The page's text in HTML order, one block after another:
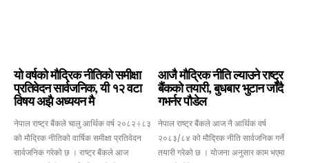
यो वर्षको मौद्रिक नीतिको समीक्षा
प्रतिवेदन सार्वजनिक, यी १२ वटा
विषय अझै अध्ययन मै
नेपाल राष्ट्र बैंकले चालु आर्थिक वर्ष २०८२÷८३
को मौद्रिक नीतिको वार्षिक समीक्षा प्रतिवेदन
सार्वजनिक गरेको छ । राष्ट्र बैंकले आज
आजै मौद्रिक नीति ल्याउने राष्ट्र
बैंकको तयारी, बुधबार भुटान जाँदै
गभर्नर पौडेल
नेपाल राष्ट्र बैंकले आज नै आर्थिक वर्ष
२०८३/८४ को मौद्रिक नीति सार्वजनिक गर्ने
तयारी गरेको छ । योजना अनुसार काम भएमा